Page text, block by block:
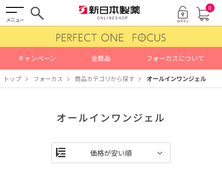
メニュー
0
キャンペーン 全商品 フォーカスについて
トップ フォーカス 商品カテゴリから探す オールインワンジェル
オールインワンジェル